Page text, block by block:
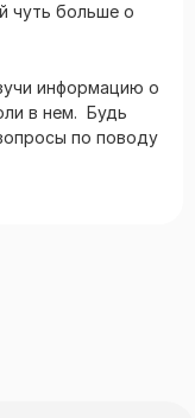
чуть больше о
информацию о
в нем. Будь
по поводу